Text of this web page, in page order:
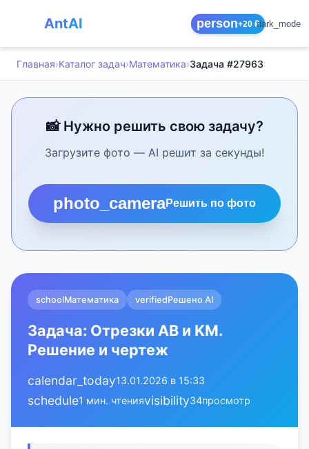
AntAI person+20 ₽dark_mode
Главная›Каталог задач›Математика›Задача #27963
📸 Нужно решить свою задачу?
Загрузите фото — AI решит за секунды!
photo_cameraРешить по фото
schoolМатематика verifiedРешено AI
Задача: Отрезки AB и KM.
Решение и чертеж
calendar_today13.01.2026 в 15:33
schedule1 мин. чтенияvisibility34просмотр